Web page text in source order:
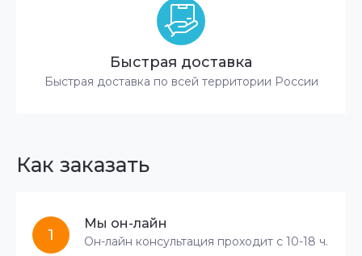
Быстрая доставка
Быстрая доставка по всей территории России
Как заказать
1
Мы он-лайн
Он-лайн консультация проходит с 10-18 ч.